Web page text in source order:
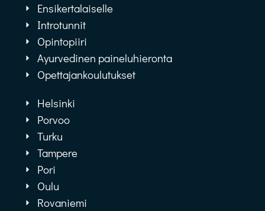
Ensikertalaiselle
Introtunnit
Opintopiiri
Ayurvedinen paineluhieronta
Opettajankoulutukset
Helsinki
Porvoo
Turku
Tampere
Pori
Oulu
Rovaniemi